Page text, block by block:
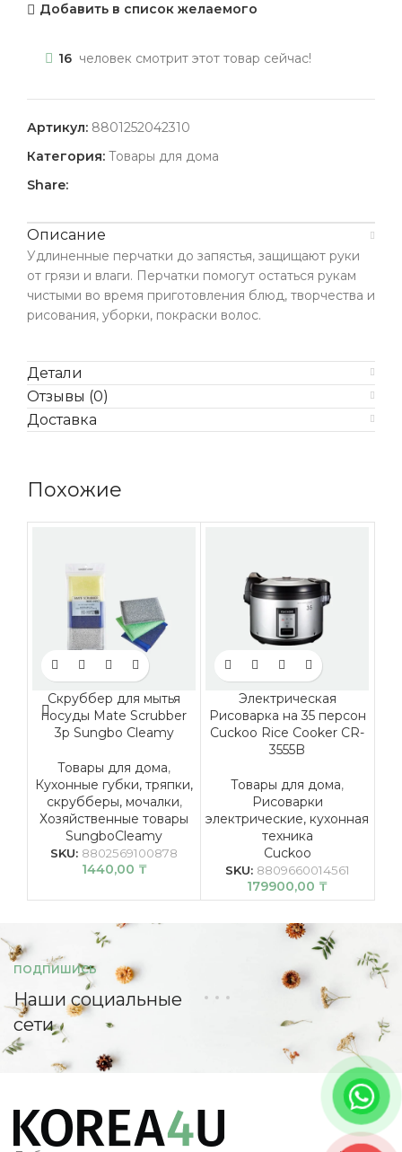
Добавить в список желаемого
16 человек смотрит этот товар сейчас!
Артикул: 8801252042310
Категория: Товары для дома
Share:
Описание
Удлиненные перчатки до запястья, защищают руки
от грязи и влаги. Перчатки помогут остаться рукам
чистыми во время приготовления блюд, творчества и
рисования, уборки, покраски волос.
Детали
Отзывы (0)
Доставка
Похожие
Скруббер для мытья
посуды Mate Scrubber
3p Sungbo Cleamy
Товары для дома,
Кухонные губки, тряпки,
скрубберы, мочалки,
Хозяйственные товары
SungboCleamy
SKU: 8802569100878
1440,00 ₸
Электрическая
Рисоварка на 35 персон
Cuckoo Rice Cooker CR-
3555B
Товары для дома,
Рисоварки
электрические, кухонная
техника
Cuckoo
SKU: 8809660014561
179900,00 ₸
ПОДПИШИСЬ
Наши социальные
сети